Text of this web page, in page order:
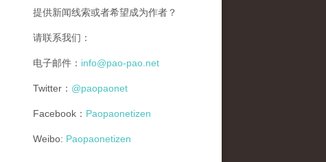
提供新闻线索或者希望成为作者？
请联系我们：
电子邮件： info@pao-pao.net
Twitter： @paopaonet
Facebook： Paopaonetizen
Weibo: Paopaonetizen